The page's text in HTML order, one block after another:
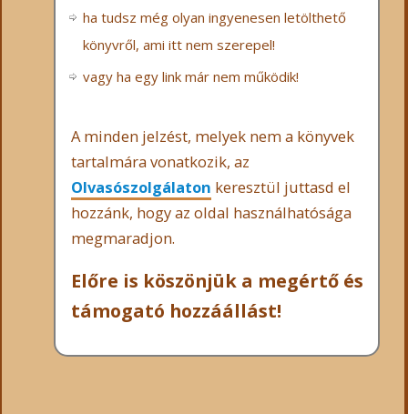
ha tudsz még olyan ingyenesen letölthető
könyvről, ami itt nem szerepel!
vagy ha egy link már nem működik!
A minden jelzést, melyek nem a könyvek
tartalmára vonatkozik, az
Olvasószolgálaton keresztül juttasd el
hozzánk, hogy az oldal használhatósága
megmaradjon.
Előre is köszönjük a megértő és
támogató hozzáállást!